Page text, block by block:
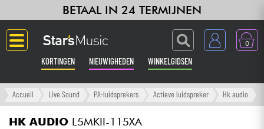
BETAAL IN 24 TERMIJNEN
0
KORTINGEN NIEUWIGHEDEN WINKELGIDSEN
Langue
Gitaar & Bas
Accueil Live Sound PA-luidsprekers Actieve luidspreker Hk audio
HK AUDIO L5MKII-115XA